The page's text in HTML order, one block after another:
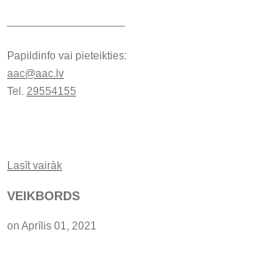
Papildinfo vai pieteikties:
aac@aac.lv
Tel. 29554155
Lasīt vairāk
VEIKBORDS
on Aprīlis 01, 2021